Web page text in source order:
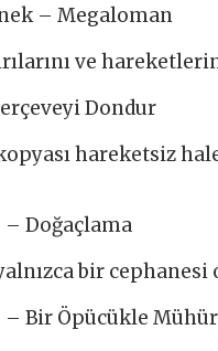
– Megaloman
ve
Dondur
hareketsiz
– Doğaçlama
bir
– Bir Öpücükle